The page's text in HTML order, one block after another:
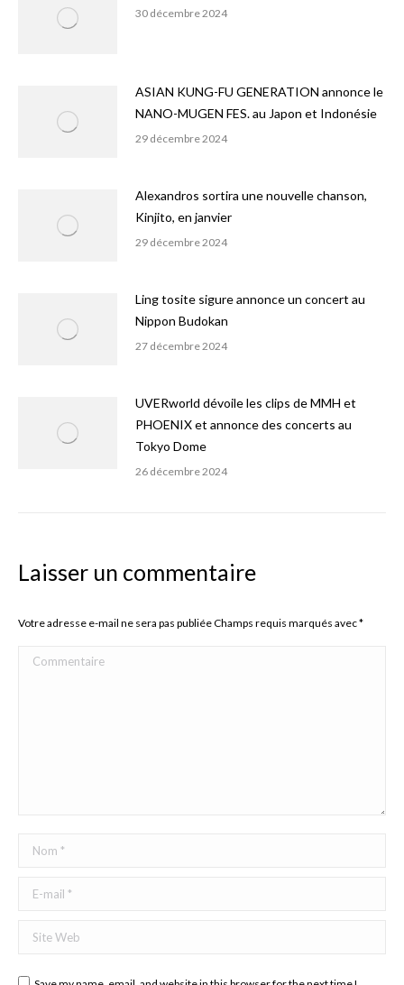
30 décembre 2024
ASIAN KUNG-FU GENERATION annonce le
NANO-MUGEN FES. au Japon et Indonésie
29 décembre 2024
Alexandros sortira une nouvelle chanson,
Kinjito, en janvier
29 décembre 2024
Ling tosite sigure annonce un concert au
Nippon Budokan
27 décembre 2024
UVERworld dévoile les clips de MMH et
PHOENIX et annonce des concerts au
Tokyo Dome
26 décembre 2024
Laisser un commentaire
Votre adresse e-mail ne sera pas publiée Champs requis marqués avec*
Commentaire
Nom *
E-mail *
Site Web